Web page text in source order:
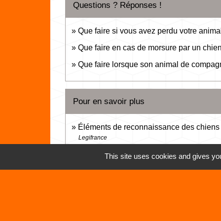
Questions ? Réponses !
Que faire si vous avez perdu votre
Que faire en cas de morsure par un
Que faire lorsque son animal de
Pour en savoir plus
Éléments de reconnaissance des
Legifrance
Tout savoir sur les animaux de
This site uses cookies and gives